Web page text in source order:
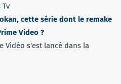
Tv
cette série dont le remake
Video ?
Vidéo s'est lancé dans la